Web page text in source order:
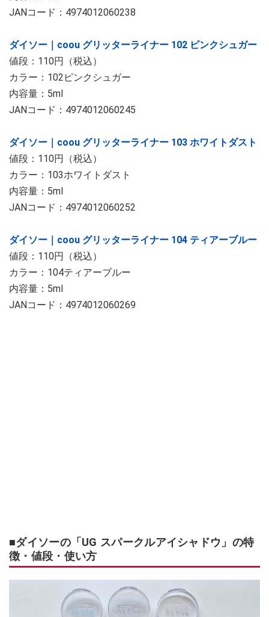
JANコード：4974012060238
ダイソー｜coou グリッターライナー 102 ピンクシュガー
値段：110円（税込）
カラー：102ピンクシュガー
内容量：5ml
JANコード：4974012060245
ダイソー｜coou グリッターライナー 103 ホワイトダスト
値段：110円（税込）
カラー：103ホワイトダスト
内容量：5ml
JANコード：4974012060252
ダイソー｜coou グリッターライナー 104 ティアーブルー
値段：110円（税込）
カラー：104ティアーブルー
内容量：5ml
JANコード：4974012060269
■ダイソーの「UG スパークルアイシャドウ」の特
徴・値段・使い方